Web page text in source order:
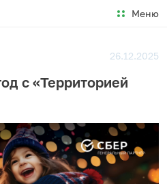
Меню
26.12.2025
с «Территорией